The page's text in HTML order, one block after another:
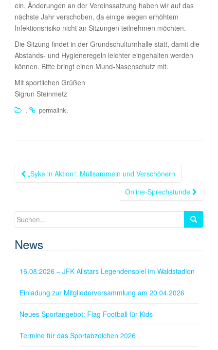
ein. Änderungen an der Vereinssatzung haben wir auf das
nächste Jahr verschoben, da einige wegen erhöhtem
Infektionsrisiko nicht an Sitzungen teilnehmen möchten.
Die Sitzung findet in der Grundschulturnhalle statt, damit die
Abstands- und Hygieneregeln leichter eingehalten werden
können. Bitte bringt einen Mund-Nasenschutz mit.
Mit sportlichen Grüßen
Sigrun Steinmetz
.
permalink.
Beitragsnavigation
„Syke in Aktion“: Müllsammeln und Verschönern
Online-Sprechstunde
Suchen
News
16.08.2026 – JFK Allstars Legendenspiel im Waldstadion
Einladung zur Mitgliederversammlung am 20.04.2026
Neues Sportangebot: Flag Football für Kids
Termine für das Sportabzeichen 2026